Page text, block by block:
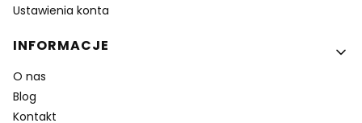
Ustawienia konta
INFORMACJE
O nas
Blog
Kontakt